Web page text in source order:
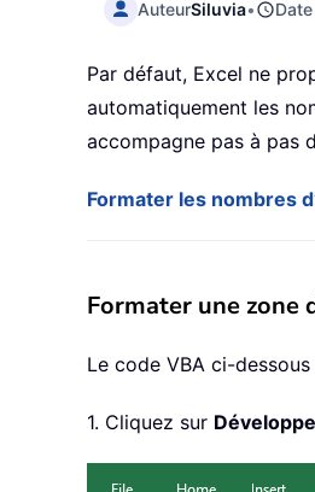
AuteurSiluvia•
Par défaut, Excel ne
automatiquement les
accompagne pas à pas
Formater les nombres
Formater une zone
Le code VBA ci-
1. Cliquez sur